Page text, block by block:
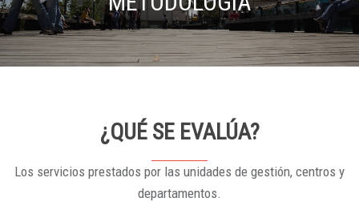
¿QUÉ SE EVALÚA?
Los servicios prestados por las unidades de gestión, centros y
departamentos.